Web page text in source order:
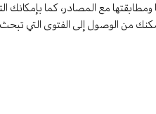
ومطابقتها مع المصادر، كما
من الوصول إلى الفتوى التي